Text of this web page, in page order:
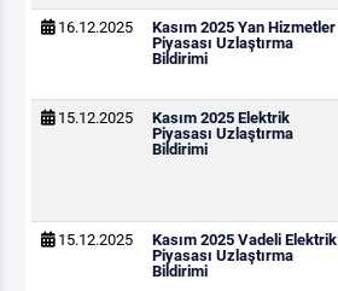
16.12.2025
Kasım 2025 Yan Hizmetler
Piyasası Uzlaştırma
Bildirimi
15.12.2025
Kasım 2025 Elektrik
Piyasası Uzlaştırma
Bildirimi
15.12.2025
Kasım 2025 Vadeli Elektrik
Piyasası Uzlaştırma
Bildirimi